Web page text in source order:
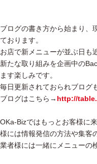
ブログの書き方から始まり、
ております。
お店で新メニューが並ぶ日も
新たな取り組みを企画中の
ます楽しみです。
毎日更新されておられブログ
ブログはこちら→ http://
OKa-Bizではもっとお客様に
様には情報発信の方法や集客
業者様には一緒にメニューの